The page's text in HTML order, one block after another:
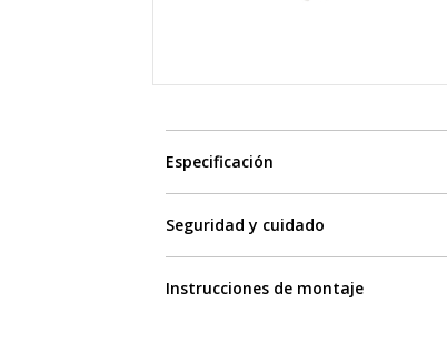
Especificación
Seguridad y cuidado
Instrucciones de montaje